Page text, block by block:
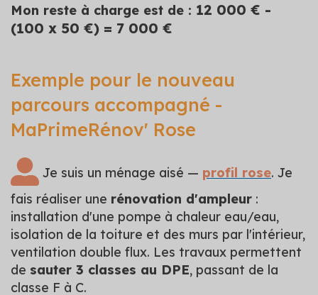
Mon reste à charge est de : 12 000 € -
(100 x 50 €) = 7 000 €
Exemple pour le nouveau
parcours accompagné -
MaPrimeRénov' Rose
Je suis un ménage aisé — profil rose. Je
fais réaliser une rénovation d'ampleur :
installation d'une pompe à chaleur eau/eau,
isolation de la toiture et des murs par l'intérieur,
ventilation double flux. Les travaux permettent
de sauter 3 classes au DPE, passant de la
classe F à C.